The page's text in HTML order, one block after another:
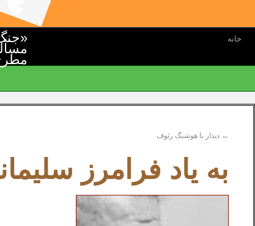
خانه
← دیدار با هوشنگ رئوف
به یاد فرامرز